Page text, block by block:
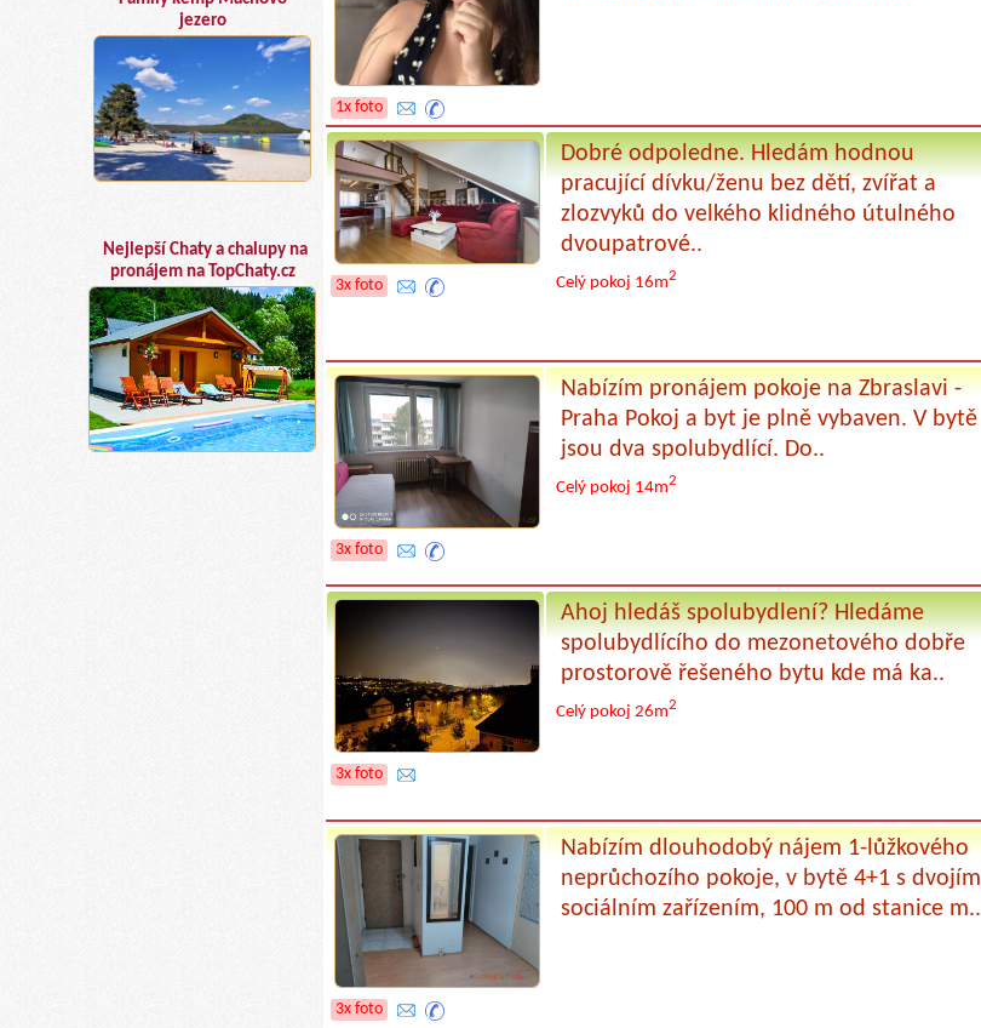
jezero
Nejlepší Chaty a chalupy na
pronájem na TopChaty.cz
1x foto
3x foto
Dobré odpoledne. Hledám hodnou
pracující dívku/ženu bez dětí, zvířat a
zlozvyků do velkého klidného útulného
dvoupatrové..
Celý pokoj 16m2
3x foto
Nabízím pronájem pokoje na Zbraslavi -
Praha Pokoj a byt je plně vybaven. V bytě
jsou dva spolubydlící. Do..
Celý pokoj 14m2
3x foto
Ahoj hledáš spolubydlení? Hledáme
spolubydlícího do mezonetového dobře
prostorově řešeného bytu kde má ka..
Celý pokoj 26m2
3x foto
Nabízím dlouhodobý nájem 1-lůžkového
neprůchozího pokoje, v bytě 4+1 s dvojím
sociálním zařízením, 100 m od stanice m..